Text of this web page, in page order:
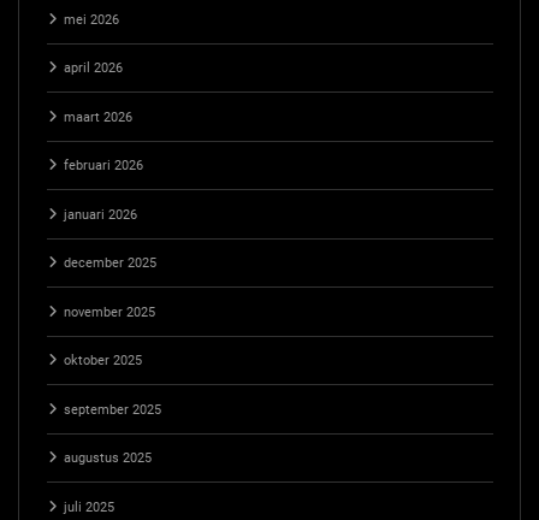
mei 2026
april 2026
maart 2026
februari 2026
januari 2026
december 2025
november 2025
oktober 2025
september 2025
augustus 2025
juli 2025